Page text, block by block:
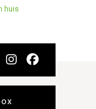
huis